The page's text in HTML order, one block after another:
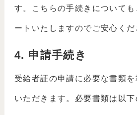
す。こちらの手続きについて
ートいたしますのでご安心くだ
4. 申請手続き
受給者証の申請に必要な書類
いただきます。必要書類は以下